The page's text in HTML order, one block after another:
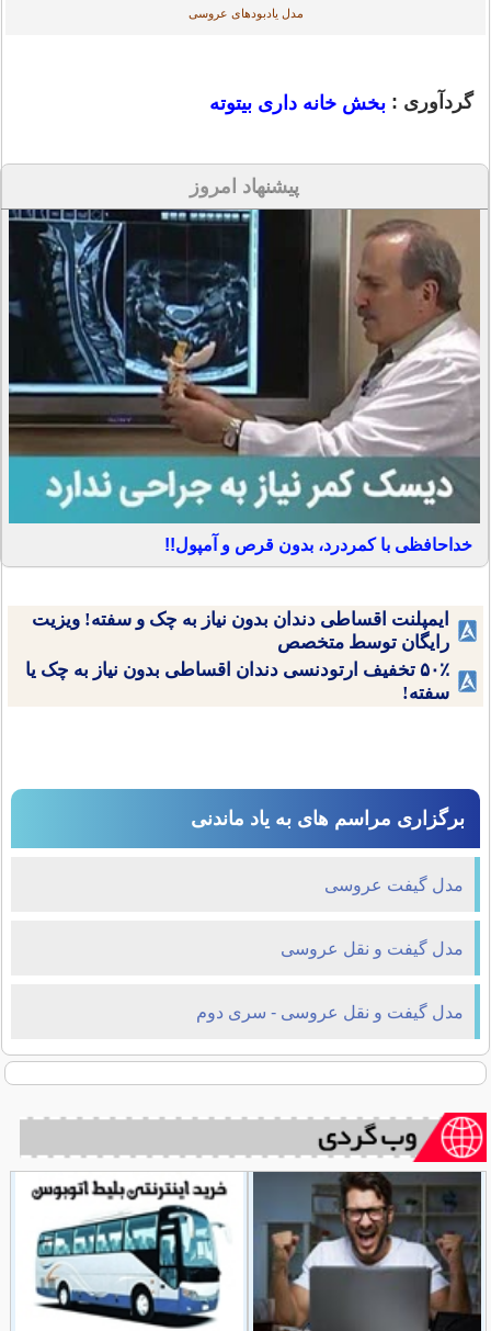
مدل یادبودهای عروسی
گردآوری : بخش خانه داری بیتوته
پیشنهاد امروز
خداحافظی با کمردرد، بدون قرص و آمپول!!
ایمپلنت اقساطی دندان بدون نیاز به چک و سفته! ویزیت
رایگان توسط متخصص
۵۰٪ تخفیف ارتودنسی دندان اقساطی بدون نیاز به چک یا
سفته!
برگزاری مراسم های به یاد ماندنی
مدل گیفت عروسی
مدل گیفت و نقل عروسی
مدل گیفت و نقل عروسی - سری دوم